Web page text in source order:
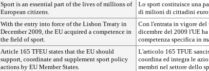
Sport is an essential part of the lives of millions of
European citizens.
Lo sport costituisce una
di milioni di cittadini
With the entry into force of the Lisbon Treaty in
December 2009, the EU acquired a competence in
the field of sport.
Con l'entrata in vigore
dicembre del 2009 l'UE
competenza specifica in
Article 165 TFEU states that the EU should
support, coordinate and supplement sport policy
actions by EU Member States.
L'articolo 165 TFUE
coordina ed integra le
membri nel settore dello